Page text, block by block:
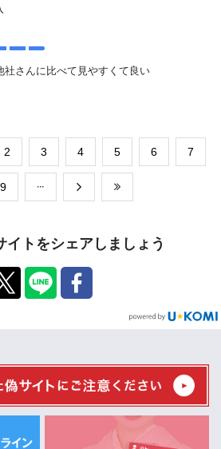
社さんに比べて見やすくて良い
​2 ​3 ​4 ​5 ​6 ​7
​9
イトをシェアしましょう